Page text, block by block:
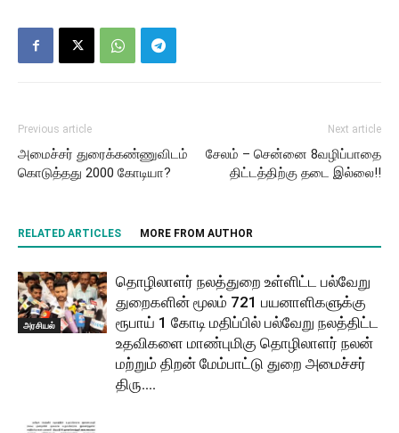
Previous article
அமைச்சர் துரைக்கண்ணுவிடம்
கொடுத்தது 2000 கோடியா?
Next article
சேலம் – சென்னை 8வழிப்பாதை
திட்டத்திற்கு தடை இல்லை!!
RELATED ARTICLES MORE FROM AUTHOR
அரசியல்
தொழிலாளர் நலத்துறை உள்ளிட்ட பல்வேறு
துறைகளின் மூலம் 721 பயனாளிகளுக்கு
ரூபாய் 1 கோடி மதிப்பில் பல்வேறு நலத்திட்ட
உதவிகளை மாண்புமிகு தொழிலாளர் நலன்
மற்றும் திறன் மேம்பாட்டு துறை அமைச்சர்
திரு....